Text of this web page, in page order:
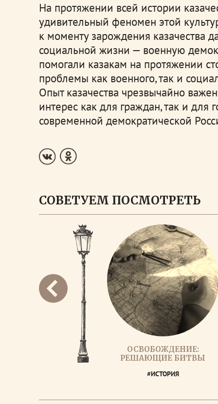
На протяжении всей истории
удивительный феномен этой
к моменту зарождения казачества
социальной жизни — военную
помогали казакам на протяжении
проблемы как военного, так и
Опыт казачества чрезвычайно
интерес как для граждан, так и для
современной демократической
СОВЕТУЕМ ПОСМОТРЕТЬ
ОСВОБОЖДЕНИЕ:
РЕШАЮЩИЕ БИТВЫ
#ИСТОРИЯ